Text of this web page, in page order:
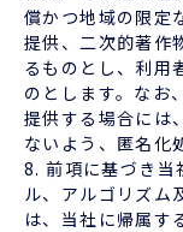
償かつ地域の限定
提供、二次的著作
るものとし、利用
のとします。なお
提供する場合には
ないよう、匿名化
8. 前項に基づき当
ル、アルゴリズム
は、当社に帰属す